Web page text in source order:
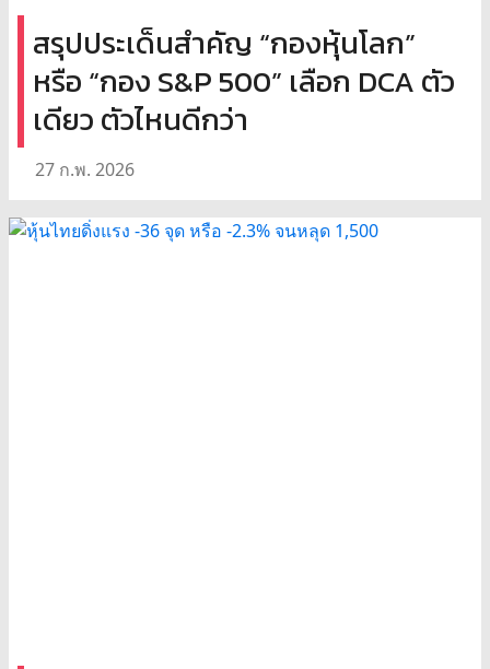
สรุปประเด็นสำคัญ “กองหุ้นโลก”
หรือ “กอง S&P 500” เลือก DCA ตัว
เดียว ตัวไหนดีกว่า
27 ก.พ. 2026